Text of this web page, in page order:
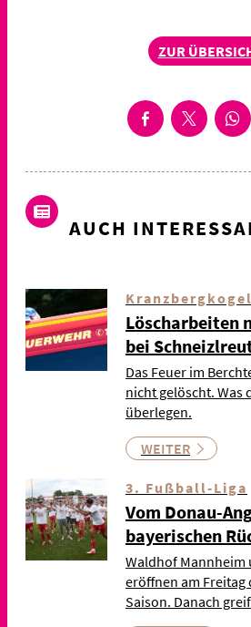
ZUR
AUCH
Kranzbergkogel
Löscharbeiten
bei
Das Feuer im
nicht gelöscht. Was
überlegen.
WEITER
3. Fußball-Liga
Vom Donau-
bayerischen
Waldhof
eröffnen am
Saison. Danach